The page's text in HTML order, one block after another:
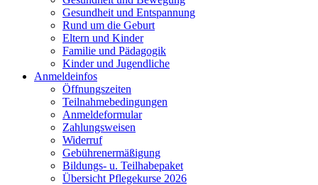
Gesundheit und Entspannung
Rund um die Geburt
Eltern und Kinder
Familie und Pädagogik
Kinder und Jugendliche
Anmeldeinfos
Öffnungszeiten
Teilnahmebedingungen
Anmeldeformular
Zahlungsweisen
Widerruf
Gebührenermäßigung
Bildungs- u. Teilhabepaket
Übersicht Pflegekurse 2026